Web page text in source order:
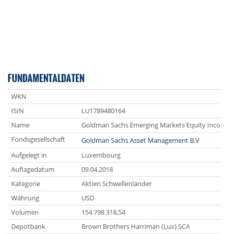
FUNDAMENTALDATEN
WKN
ISIN
LU1789480164
Name
Goldman Sachs Emerging Markets Equity
Fondsgesellschaft
Goldman Sachs Asset Management B.V
Aufgelegt in
Luxembourg
Auflagedatum
09.04.2018
Kategorie
Aktien Schwellenländer
Währung
USD
Volumen
154 798 318,54
Depotbank
Brown Brothers Harriman (Lux) SCA